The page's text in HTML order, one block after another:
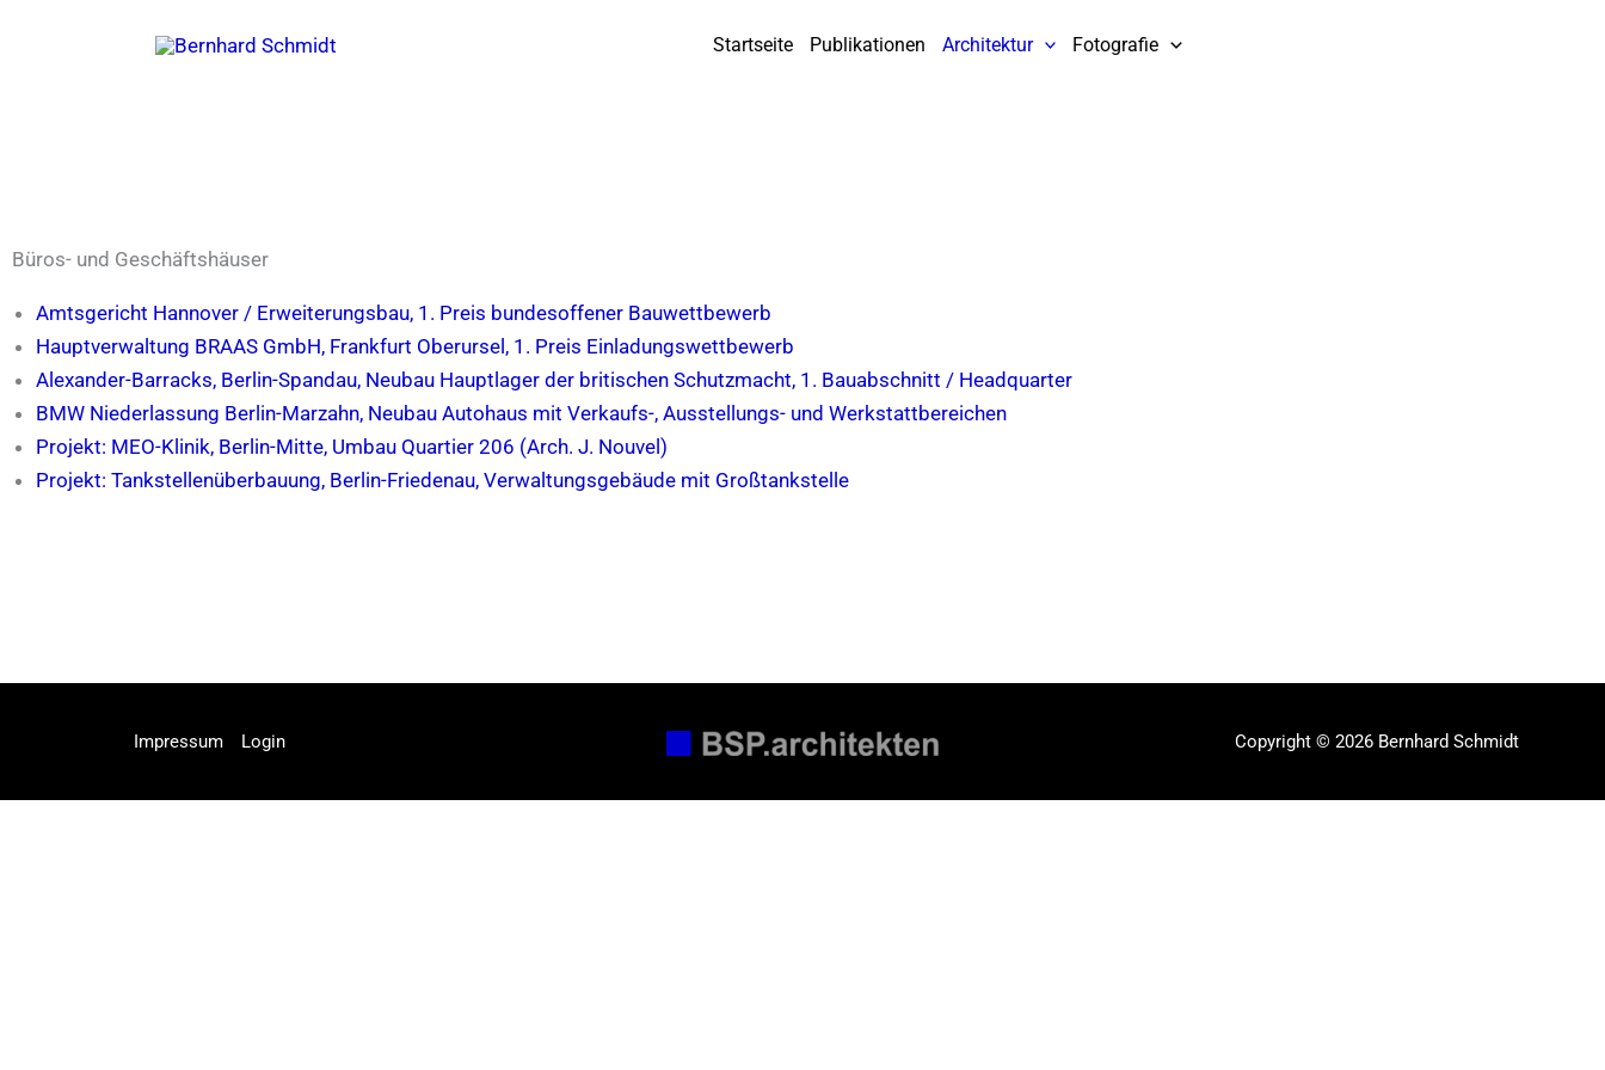
Startseite Publikationen Architektur Fotografie
Büros- und Geschäftshäuser
Amtsgericht Hannover / Erweiterungsbau, 1. Preis bundesoffener Bauwettbewerb
Hauptverwaltung BRAAS GmbH, Frankfurt Oberursel, 1. Preis Einladungswettbewerb
Alexander-Barracks, Berlin-Spandau, Neubau Hauptlager der britischen Schutzmacht, 1. Bauabschnitt / Headquarter
BMW Niederlassung Berlin-Marzahn, Neubau Autohaus mit Verkaufs-, Ausstellungs- und Werkstattbereichen
Projekt: MEO-Klinik, Berlin-Mitte, Umbau Quartier 206 (Arch. J. Nouvel)
Projekt: Tankstellenüberbauung, Berlin-Friedenau, Verwaltungsgebäude mit Großtankstelle
Impressum Login Copyright © 2026 Bernhard Schmidt